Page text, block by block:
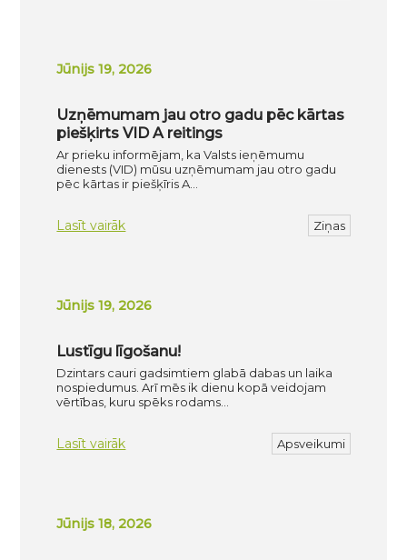
Jūnijs 19, 2026
Uzņēmumam jau otro gadu pēc kārtas
piešķirts VID A reitings
Ar prieku informējam, ka Valsts ieņēmumu
dienests (VID) mūsu uzņēmumam jau otro gadu
pēc kārtas ir piešķīris A…
Lasīt vairāk Ziņas
Jūnijs 19, 2026
Lustīgu līgošanu!
Dzintars cauri gadsimtiem glabā dabas un laika
nospiedumus. Arī mēs ik dienu kopā veidojam
vērtības, kuru spēks rodams…
Lasīt vairāk Apsveikumi
Jūnijs 18, 2026